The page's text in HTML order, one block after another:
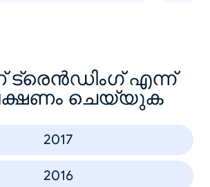
എന്ന്
ചെയ്യുക
2017
2016